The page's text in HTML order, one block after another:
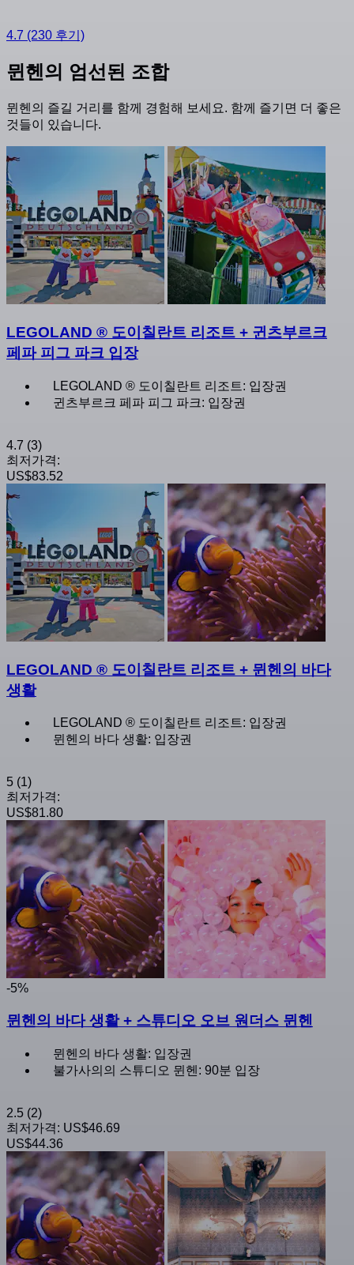
4.7 (230 후기)
뮌헨의 엄선된 조합
뮌헨의 즐길 거리를 함께 경험해 보세요. 함께 즐기면 더 좋은
것들이 있습니다.
LEGOLAND ® 도이칠란트 리조트 + 귄츠부르크
페파 피그 파크 입장
LEGOLAND ® 도이칠란트 리조트: 입장권
귄츠부르크 페파 피그 파크: 입장권
4.7 (3)
최저가격:
US$83.52
LEGOLAND ® 도이칠란트 리조트 + 뮌헨의 바다
생활
LEGOLAND ® 도이칠란트 리조트: 입장권
뮌헨의 바다 생활: 입장권
5 (1)
최저가격:
US$81.80
-5%
뮌헨의 바다 생활 + 스튜디오 오브 원더스 뮌헨
뮌헨의 바다 생활: 입장권
불가사의의 스튜디오 뮌헨: 90분 입장
2.5 (2)
최저가격: US$46.69
US$44.36